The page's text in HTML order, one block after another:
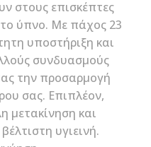
στους επισκέπτες
ύπνο. Με πάχος 23
υποστήριξη και
συνδυασμούς
την προσαρμογή
σας. Επιπλέον,
μετακίνηση και
υγιεινή.